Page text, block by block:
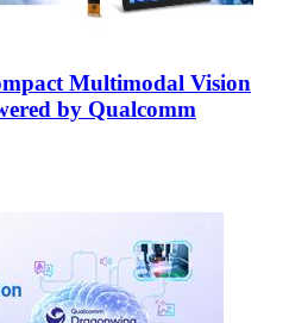
Multimodal Vision
by Qualcomm